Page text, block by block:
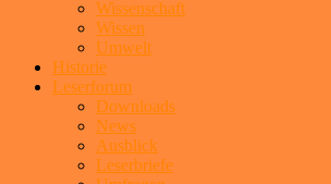
Wissenschaft
Wissen
Umwelt
Historie
Leserforum
Downloads
News
Ausblick
Leserbriefe